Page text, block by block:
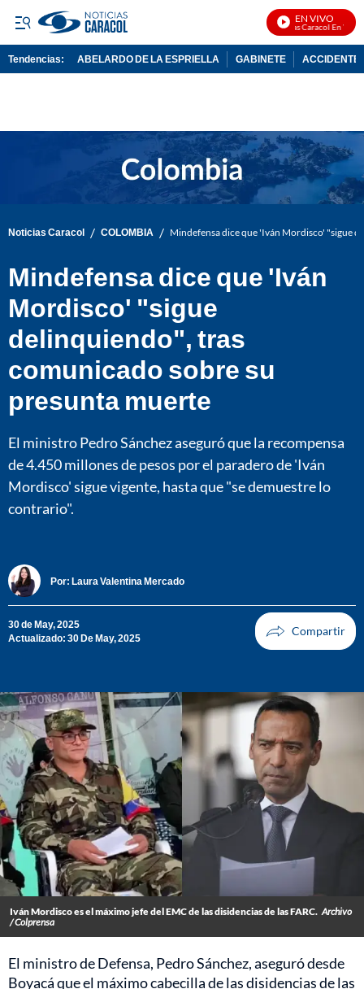
EN VIVO
Noticias Caracol En Vivo
Tendencias: ABELARDO DE LA ESPRIELLA GABINETE ACCIDENTE
Noticias Caracol / COLOMBIA / Mindefensa dice que 'Iván Mordisco' "sigue
Mindefensa dice que 'Iván
Mordisco' "sigue
delinquiendo", tras
comunicado sobre su
presunta muerte
El ministro Pedro Sánchez aseguró que la recompensa
de 4.450 millones de pesos por el paradero de 'Iván
Mordisco' sigue vigente, hasta que "se demuestre lo
contrario".
Por: Laura Valentina Mercado
30 de May, 2025
Actualizado: 30 De May, 2025
Iván Mordisco es el máximo jefe del EMC de las disidencias de las FARC. Archivo
/ Colprensa
El ministro de Defensa, Pedro Sánchez, aseguró desde
Boyacá que el máximo cabecilla de las disidencias de las